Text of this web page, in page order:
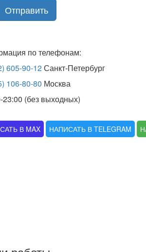
Отправить
по телефонам:
605-90-12Санкт-Петербург
106-80-80 Москва
(без выходных)
В MAX НАПИСАТЬ В TELEGRAM